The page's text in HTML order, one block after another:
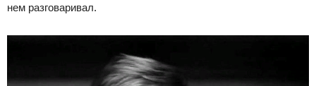
нем разговаривал.